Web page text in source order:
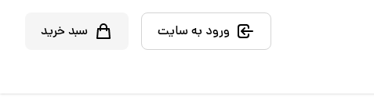
ورود به سایت سبد خرید